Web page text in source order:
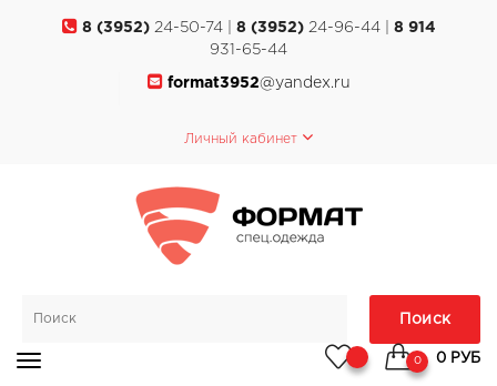
8 (3952)24-50-74 | 8 (3952)24-96-44 | 8 914
931-65-44
format3952@yandex.ru
Личный кабинет
Поиск
0 0 РУБ